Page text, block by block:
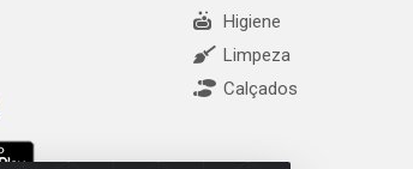
Higiene
Limpeza
Calçados